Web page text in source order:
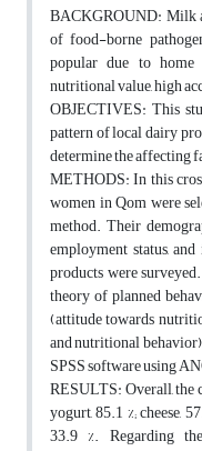
BACKGROUND: Milk
of food-borne
popular due to
nutritional value, high
OBJECTIVES: This
pattern of local dairy
determine the affecting
METHODS: In this
women in Qom were
method. Their
employment status,
products were
theory of planned
(attitude towards
and nutritional
SPSS software using
RESULTS: Overall, the
yogurt, 85.1 %; cheese,
33.9 %. Regarding